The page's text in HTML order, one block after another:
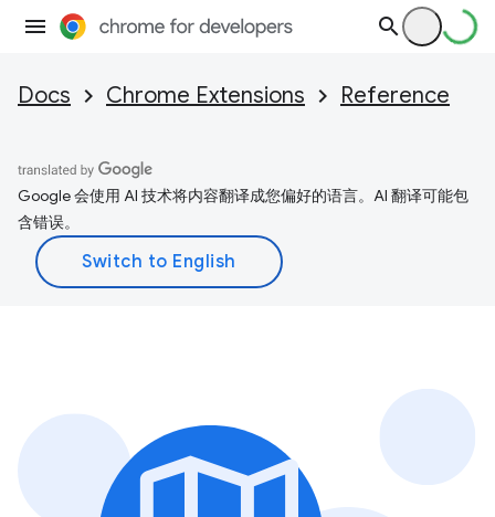
Docs Chrome Extensions Reference
Google 会使用 AI 技术将内容翻译成您偏好的语言。AI 翻译可能包
含错误。